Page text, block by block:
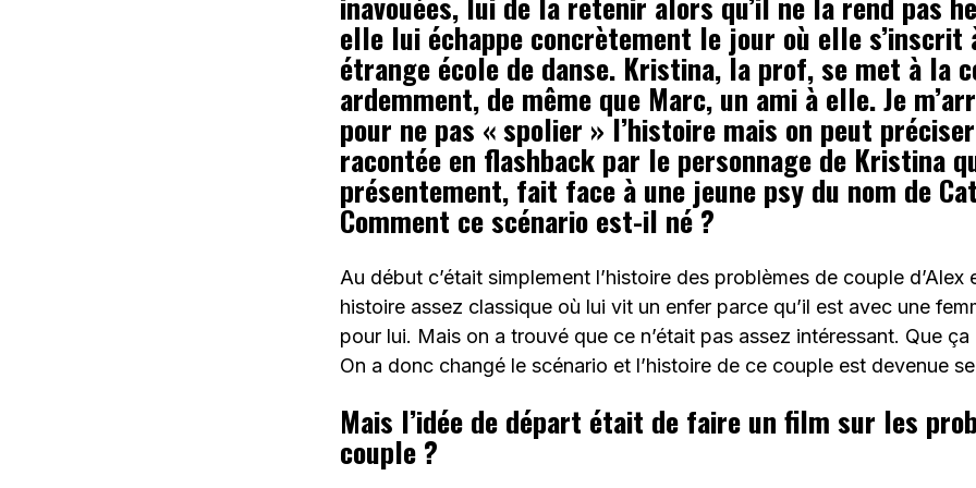
elle lui échappe concrètement le jour où elle s’inscrit
étrange école de danse. Kristina, la prof, se met à la
ardemment, de même que Marc, un ami à elle. Je
pour ne pas « spolier » l’histoire mais on peut
racontée en flashback par le personnage de Kristina
présentement, fait face à une jeune psy du nom de
Comment ce scénario est-il né ?
Au début c’était simplement l’histoire des problèmes de couple d’Alex
histoire assez classique où lui vit un enfer parce qu’il est avec une
pour lui. Mais on a trouvé que ce n’était pas assez intéressant. Que
On a donc changé le scénario et l’histoire de ce couple est devenue
Mais l’idée de départ était de faire un film sur les
couple ?